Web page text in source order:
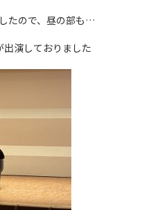
たので、昼の部も…
演しておりました